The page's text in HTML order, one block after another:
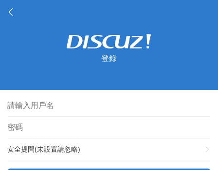
登錄
安全提問(未設置請忽略)